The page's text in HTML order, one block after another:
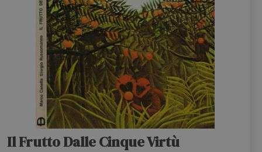
Il Frutto Dalle Cinque Virtù